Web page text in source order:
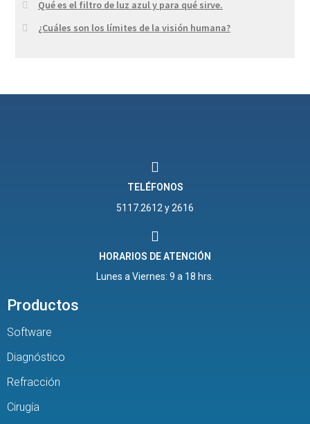
Qué es el filtro de luz azul y para qué sirve.
¿Cuáles son los límites de la visión humana?
TELÉFONOS
5117.2612 y 2616
HORARIOS DE ATENCIÓN
Lunes a Viernes: 9 a 18 hrs.
Productos
Software
Diagnóstico
Refracción
Cirugía